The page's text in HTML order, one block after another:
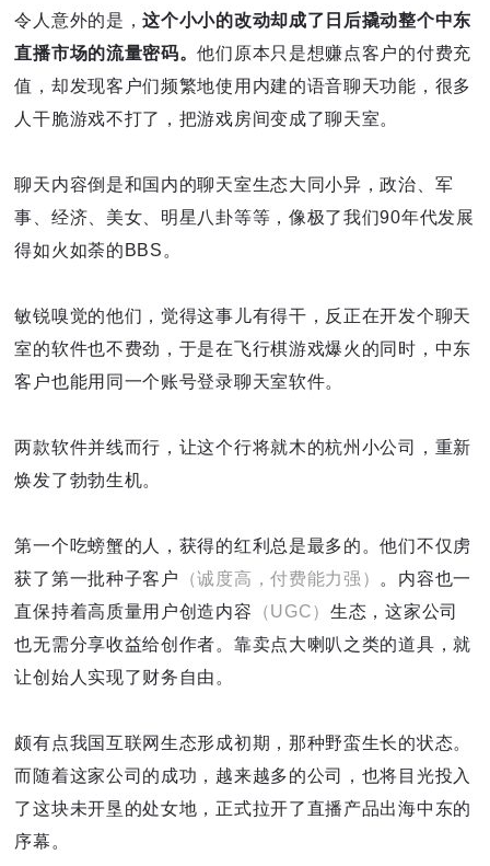
令人意外的是，这个小小的改动却成了日后撬动整个中东
直播市场的流量密码。他们原本只是想赚点客户的付费充
值，却发现客户们频繁地使用内建的语音聊天功能，很多
人干脆游戏不打了，把游戏房间变成了聊天室。
聊天内容倒是和国内的聊天室生态大同小异，政治、军
事、经济、美女、明星八卦等等，像极了我们90年代发展
得如火如荼的BBS。
敏锐嗅觉的他们，觉得这事儿有得干，反正在开发个聊天
室的软件也不费劲，于是在飞行棋游戏爆火的同时，中东
客户也能用同一个账号登录聊天室软件。
两款软件并线而行，让这个行将就木的杭州小公司，重新
焕发了勃勃生机。
第一个吃螃蟹的人，获得的红利总是最多的。他们不仅虏
获了第一批种子客户
（诚度高，付费能力强） 。内容也一
直保持着高质量用户创造内容 （UGC）生态，这家公司
也无需分享收益给创作者。靠卖点大喇叭之类的道具，就
让创始人实现了财务自由。
颇有点我国互联网生态形成初期，那种野蛮生长的状态。
而随着这家公司的成功，越来越多的公司，也将目光投入
了这块未开垦的处女地，正式拉开了直播产品出海中东的
序幕。